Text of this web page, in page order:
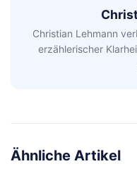
Christian Lehmann
erzählerischer
Ähnliche Artikel